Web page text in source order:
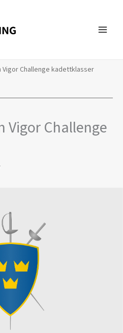
Challenge kadettklasser
Challenge